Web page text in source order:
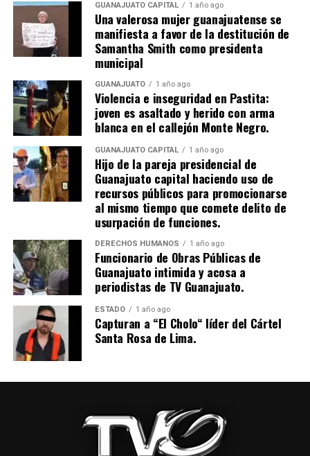
GUANAJUATO CAPITAL 1 año ago
Una valerosa mujer guanajuatense se
manifiesta a favor de la destitución de
Samantha Smith como presidenta
municipal
GUANAJUATO 1 año ago
Violencia e inseguridad en Pastita:
joven es asaltado y herido con arma
blanca en el callejón Monte Negro.
GUANAJUATO CAPITAL 1 año ago
Hijo de la pareja presidencial de
Guanajuato capital haciendo uso de
recursos públicos para promocionarse
al mismo tiempo que comete delito de
usurpación de funciones.
DERECHOS HUMANOS 1 año ago
Funcionario de Obras Públicas de
Guanajuato intimida y acosa a
periodistas de TV Guanajuato.
ESTADO 1 año ago
Capturan a “El Cholo“ líder del Cártel
Santa Rosa de Lima.